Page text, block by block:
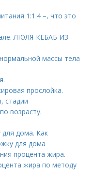
1:1:4 –, что это
ЛЮЛЯ-КЕБАБ ИЗ
массы тела
прослойка.
стадии
возрасту.
дома. Как
для дома
процента жира.
жира по методу